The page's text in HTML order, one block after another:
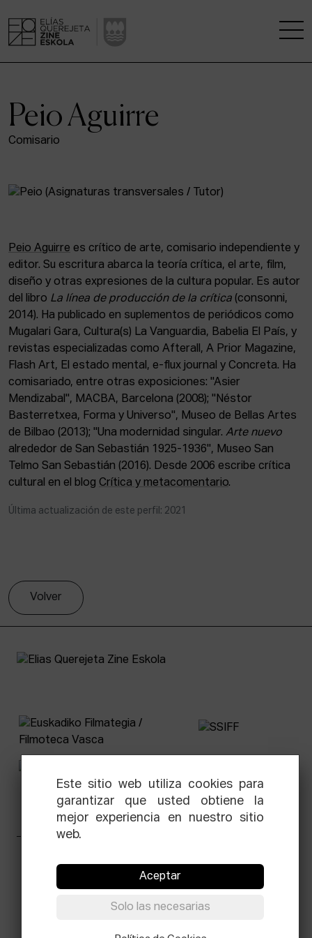
CENTRO DE INVESTIGACIÓN
KINOFABRIKA
COMUNIDAD
LA CASA DEL CINE
ACTUALIDAD
Admisión
Intranet
EUS
ESP ENG
Peio Aguirre
Comisario
Peio Aguirre es crítico de arte, comisario independiente y
editor. Su escritura abarca la teoría crítica, el arte, film,
diseño y otras expresiones de la cultura popular. Es autor
del libro La línea de producción de la crítica (consonni,
2014). Ha publicado en suplementos de periódicos como
Mugalari Gara, Cultura(s) La Vanguardia, Babelia El País, y
revistas especializadas como Afterall, A Prior Magazine,
Flash Art, El estado mental, e-flux journal y Concreta. Ha
comisariado, entre otras exposiciones: "Asier
Mendizabal", MACBA, Barcelona (2008); "Néstor
Basterretxea, Forma y Universo", Museo de Bellas Artes
de Bilbao (2013); "Una modernidad singular. Arte nuevo
alrededor de San Sebastián 1925-1936", Museo San
Telmo San Sebastián (2016). Desde 2006 escribe crítica
cultural en el blog Crítica y metacomentario.
Última actualización de este perfil: 2021
Volver
Tabakalera · Andre zigarrogileak plaza, 1
Este sitio web utiliza cookies para
garantizar que usted obtiene la
mejor experiencia en nuestro sitio
web.
Aceptar
Solo las necesarias